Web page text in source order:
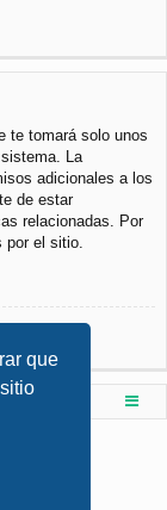
que
te tomará solo unos
La
adicionales a los
de estar
relacionadas. Por
el sitio.